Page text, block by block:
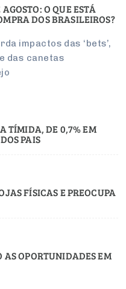
O QUE ESTÁ
DOS BRASILEIROS?
impactos das ‘bets’,
das canetas
TÍMIDA, DE 0,7% EM
PAIS
FÍSICAS E PREOCUPA
AS OPORTUNIDADES EM